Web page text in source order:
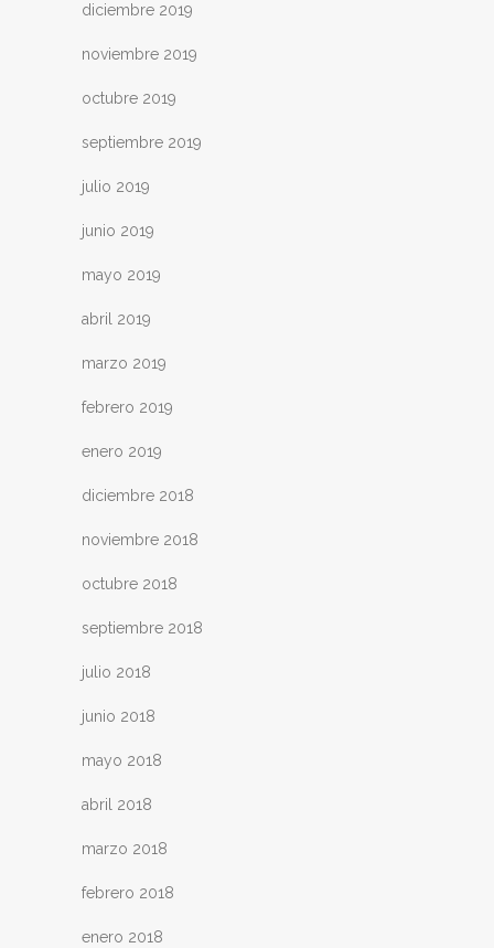
diciembre 2019
noviembre 2019
octubre 2019
septiembre 2019
julio 2019
junio 2019
mayo 2019
abril 2019
marzo 2019
febrero 2019
enero 2019
diciembre 2018
noviembre 2018
octubre 2018
septiembre 2018
julio 2018
junio 2018
mayo 2018
abril 2018
marzo 2018
febrero 2018
enero 2018